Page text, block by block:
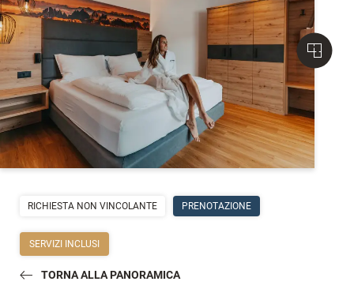
RICHIESTA NON VINCOLANTE PRENOTAZIONE
SERVIZI INCLUSI
TORNA ALLA PANORAMICA